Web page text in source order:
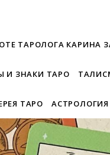
ТАРОЛОГА КАРИНА
И ЗНАКИ ТАРО
ТАРО АСТРОЛОГИЯ